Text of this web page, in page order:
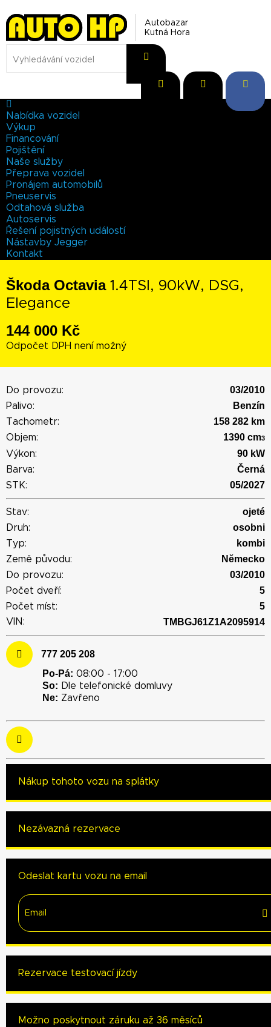
Autobazar
Kutná Hora
Nabídka vozidel
Výkup
Financování
Pojištění
Naše služby
Přeprava vozidel
Pronájem automobilů
Pneuservis
Odtahová služba
Autoservis
Řešení pojistných událostí
Nástavby Jegger
Kontakt
Škoda Octavia 1.4TSI, 90kW, DSG,
Elegance
144 000 Kč
Odpočet DPH není možný
Do provozu: 03/2010
Palivo: Benzín
Tachometr: 158 282 km
Objem: 1390 cm3
Výkon: 90 kW
Barva: Černá
STK: 05/2027
Stav: ojeté
Druh: osobni
Typ: kombi
Země původu: Německo
Do provozu: 03/2010
Počet dveří: 5
Počet míst: 5
VIN: TMBGJ61Z1A2095914
777 205 208
Po-Pá: 08:00 - 17:00
So: Dle telefonické domluvy
Ne: Zavřeno
Nákup tohoto vozu na splátky
Nezávazná rezervace
Odeslat kartu vozu na email
Rezervace testovací jízdy
Možno poskytnout záruku až 36 měsíců